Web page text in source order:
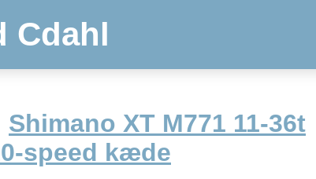
Cdahl
Shimano XT M771 11-36t
speed kæde